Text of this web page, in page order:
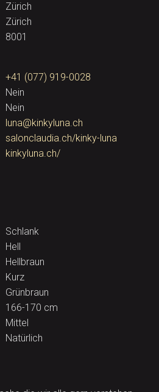
Zürich
Zürich
8001
+41 (077) 919-0028
Nein
Nein
luna@kinkyluna.ch
salonclaudia.ch/kinky-luna
kinkyluna.ch/
Schlank
Hell
Hellbraun
Kurz
Grünbraun
166-170 cm
Mittel
Natürlich